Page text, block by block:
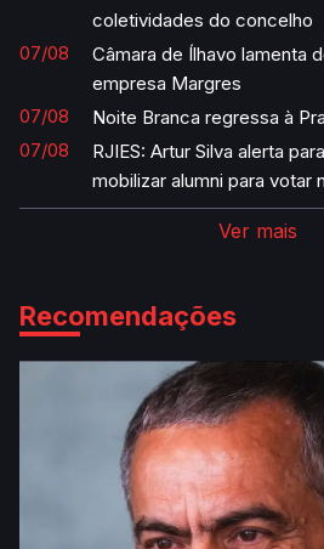
coletividades do concelho
07/08
Câmara de Ílhavo lamenta
empresa Margres
07/08
Noite Branca regressa à
07/08
RJIES: Artur Silva alerta
mobilizar alumni para votar
Ver mais
Recomendações